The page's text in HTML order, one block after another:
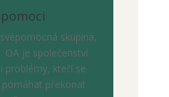
skupina,
OA je společenství
problémy, kteří se
pomáhat překonat